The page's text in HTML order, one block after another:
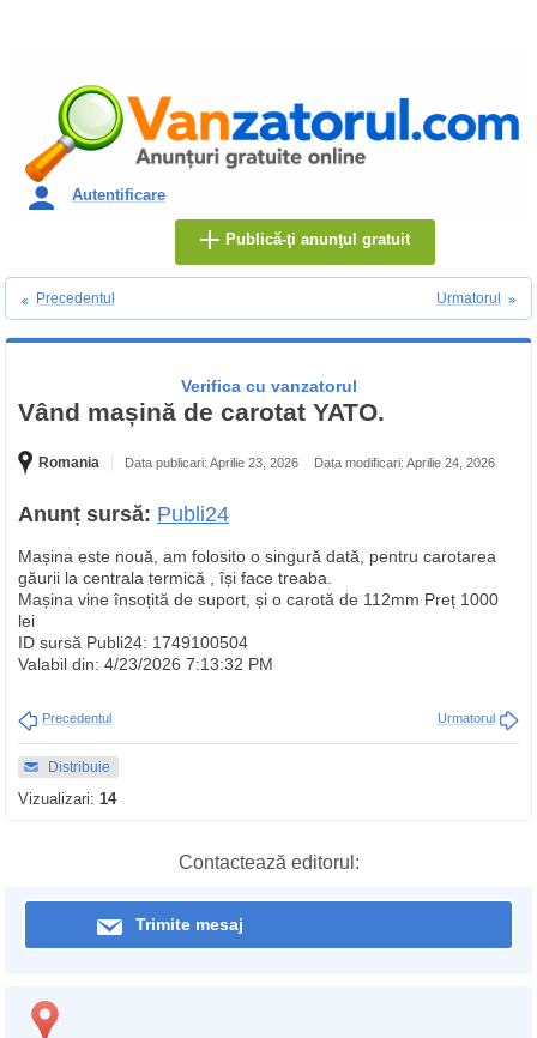
Autentificare
Publică-ţi anunţul gratuit
Precedentul Urmatorul
Verifica cu vanzatorul
Vând mașină de carotat YATO.
Romania Data publicari: Aprilie 23, 2026 Data modificari: Aprilie 24, 2026
Anunț sursă: Publi24
Mașina este nouă, am folosito o singură dată, pentru carotarea
găurii la centrala termică , își face treaba.
Mașina vine însoțită de suport, și o carotă de 112mm Preț 1000
lei
ID sursă Publi24: 1749100504
Valabil din: 4/23/2026 7:13:32 PM
Precedentul Urmatorul
Distribuie
Vizualizari: 14
Contactează editorul:
Trimite mesaj